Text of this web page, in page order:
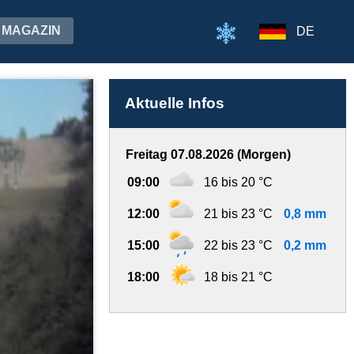
MAGAZIN DE
Aktuelle Infos
Freitag 07.08.2026 (Morgen)
09:00 16 bis 20 °C
12:00 21 bis 23 °C 0,8 mm
15:00 22 bis 23 °C 0,2 mm
18:00 18 bis 21 °C